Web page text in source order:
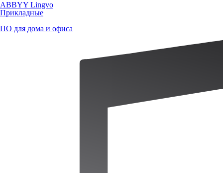
ABBYY Lingvo
Прикладные
ПО для дома и офиса